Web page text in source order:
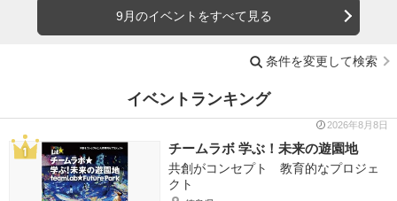
9月のイベントをすべて見る
条件を変更して検索
イベントランキング
2026年8月8日
チームラボ 学ぶ！未来の遊園地
共創がコンセプト 教育的なプロジェ
クト